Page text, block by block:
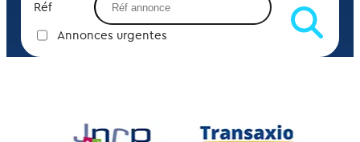
Réf
Annonces urgentes